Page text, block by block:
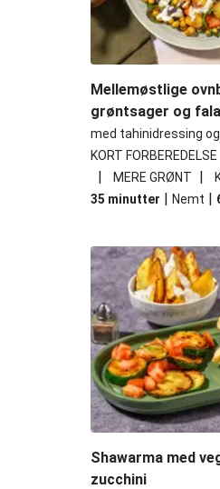
Mellemøstlige
grøntsager og
med tahinidressing
KORT FORBEREDELSE
| MERE GRØNT |
35 minutter | Nemt |
Shawarma med
zucchini